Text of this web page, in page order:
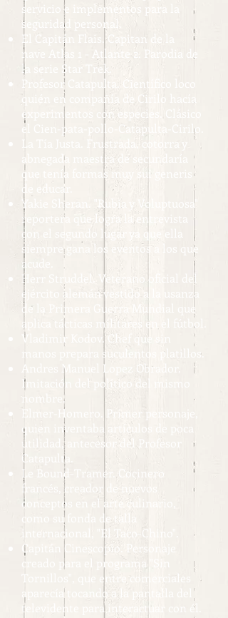
servicio e implementos para la
seguridad personal.
El Capitán Flais. Capitan de la
nave Atlas 1 - Atlante 2. Parodia de
la serie Star Trek.
Profesor Catapulta. Científico loco
quién en compañía de Cirilo hacía
experimentos con especies. Clásico
el Cien-pata-pollo-Catapulta-Cirilo.
La Tía Justa. Frustrada, cotorra y
abnegada maestra de secundaría
que tenía formas muy sui generis
de educar.
Yakie Sheran. "Rubia y Voluptuosa"
reportera que logra la entrevista
con el segundo lugar ya que ella
siempre gana los eventos a los que
acude.
Herr Struddel. Veterano oficial del
ejército alemán vestido a la usanza
de la Primera Guerra Mundial que
aplica tácticas militares en el fútbol.
Vladimir Kodov. Chef que sin
manos prepara suculentos platillos.
Andres Manuel Lopez Obrador.
Imitación del político del mismo
nombre.
Elmer-Homero. Primer personaje,
quien inventaba artículos de poca
utilidad, antecesor del Profesor
Catapulta.
Le Bound-Tramer. Cocinero
francés, creador de nuevos
conceptos en el arte culinario,
como su fonda de talla
internacional, "El Taco-Chino".
Capitán Cinescopio. Personaje
creado para el programa "Sin
Tornillos", que entre comerciales
aparecía tocando a la pantalla del
televidente para interactuar con él.